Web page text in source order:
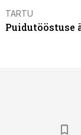
TARTU
Puidutööstuse